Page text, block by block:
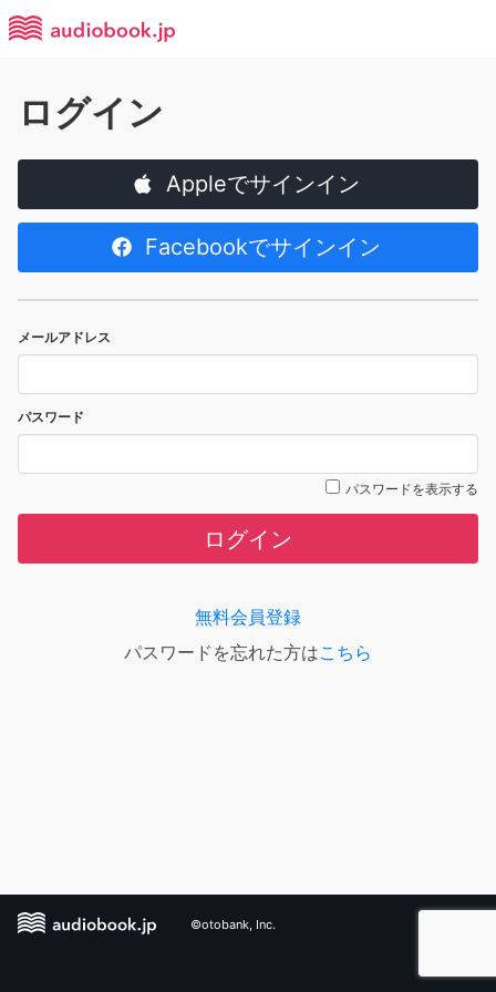
ログイン
Appleでサインイン
Facebookでサインイン
メールアドレス
パスワード
パスワードを表示する
ログイン
無料会員登録
パスワードを忘れた方はこちら
©otobank, Inc.